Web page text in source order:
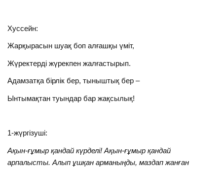
Хуссейн:
Жарқырасын шуақ боп алғашқы үміт,
Жүректерді жүрекпен жалғастырып.
Адамзатқа бірлік бер, тыныштық бер –
Ынтымақтан туындар бар жақсылық!
1-жүргізуші:
Ақын-ғұмыр қандай күрделі! Ақын-ғұмыр қандай
арпалысты. Алып ұшқан арманыңды, маздап жанған